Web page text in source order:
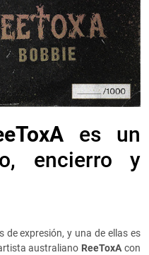
es un
encierro y
expresión, y una de ellas es
australiano ReeToxAcon